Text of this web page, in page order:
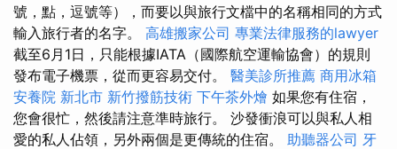
號，點，逗號等），而要以與旅行文檔中的名稱相同的方式
輸入旅行者的名字。 高雄搬家公司 專業法律服務的lawyer
截至6月1日，只能根據IATA（國際航空運輸協會）的規則
發布電子機票，從而更容易交付。 醫美診所推薦 商用冰箱
安養院 新北市 新竹撥筋技術 下午茶外燴 如果您有住宿，
您會很忙，然後請注意準時旅行。 沙發衝浪可以與私人相
愛的私人佔領，另外兩個是更傳統的住宿。 助聽器公司 牙